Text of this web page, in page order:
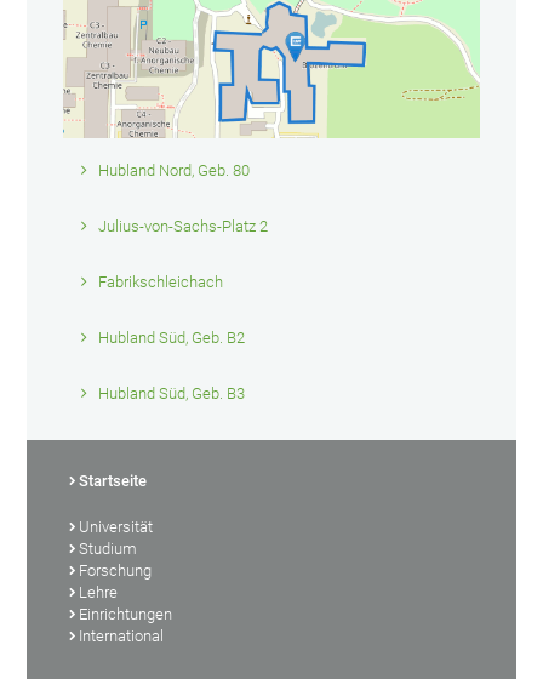
Hubland Nord, Geb. 80
Julius-von-Sachs-Platz 2
Fabrikschleichach
Hubland Süd, Geb. B2
Hubland Süd, Geb. B3
Startseite
Universität
Studium
Forschung
Lehre
Einrichtungen
International